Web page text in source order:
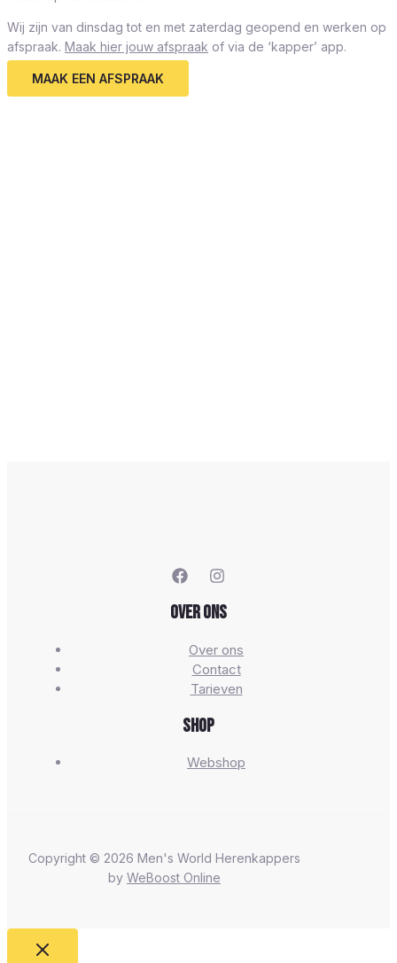
Wij zijn van dinsdag tot en met zaterdag geopend en werken op
afspraak. Maak hier jouw afspraak of via de ‘kapper’ app.
MAAK EEN AFSPRAAK
Over ons
Over ons
Contact
Tarieven
Shop
Webshop
Copyright © 2026 Men's World Herenkappers
by WeBoost Online